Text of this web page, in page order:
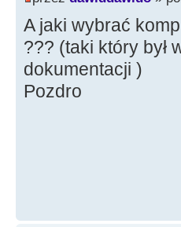
A jaki wybrać
??? (taki który był
dokumentacji )
Pozdro